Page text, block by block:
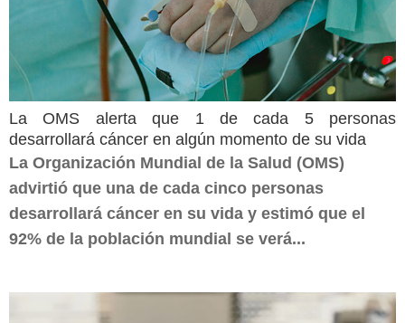
La OMS alerta que 1 de cada 5 personas
desarrollará cáncer en algún momento de su vida
La Organización Mundial de la Salud (OMS)
advirtió que una de cada cinco personas
desarrollará cáncer en su vida y estimó que el
92% de la población mundial se verá...